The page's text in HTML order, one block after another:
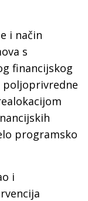
i način
s
financijskog
programsko
i